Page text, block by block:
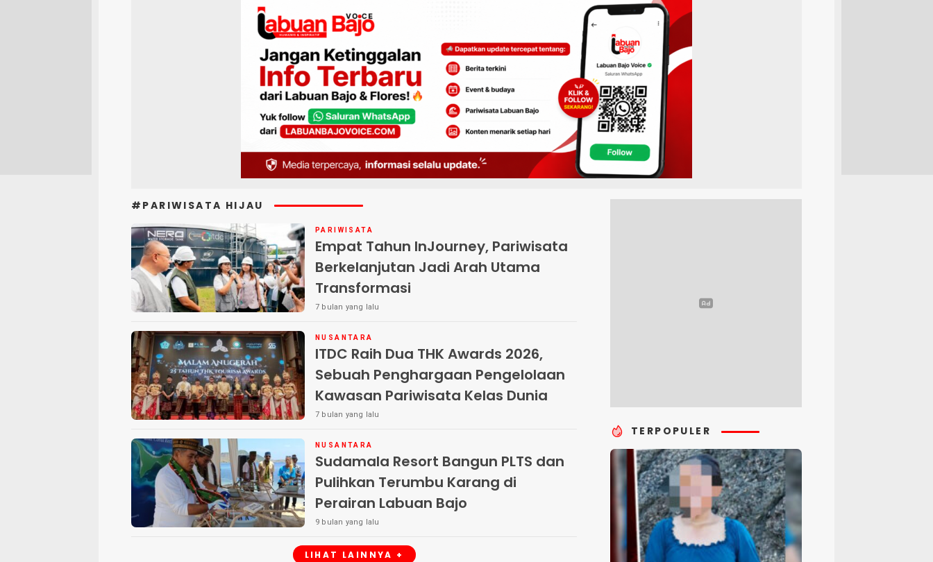
#PARIWISATA HIJAU
PARIWISATA
Empat Tahun InJourney, Pariwisata
Berkelanjutan Jadi Arah Utama
Transformasi
7 bulan yang lalu
NUSANTARA
ITDC Raih Dua THK Awards 2026,
Sebuah Penghargaan Pengelolaan
Kawasan Pariwisata Kelas Dunia
7 bulan yang lalu
NUSANTARA
Sudamala Resort Bangun PLTS dan
Pulihkan Terumbu Karang di
Perairan Labuan Bajo
9 bulan yang lalu
LIHAT LAINNYA +
TERPOPULER